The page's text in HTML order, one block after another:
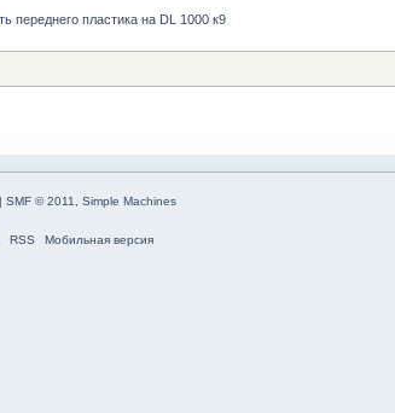
переднего пластика на DL 1000 к9
SMF © 2011, Simple Machines
RSS Мобильная версия